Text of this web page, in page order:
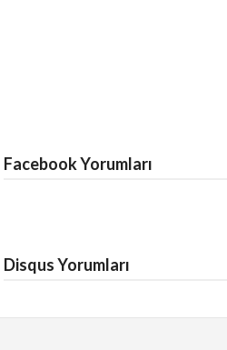
Facebook Yorumları
Disqus Yorumları